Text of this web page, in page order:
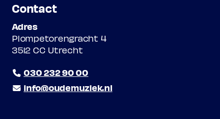
Contact
Adres
Plompetorengracht 4
3512 CC Utrecht
030 232 90 00
info@oudemuziek.nl